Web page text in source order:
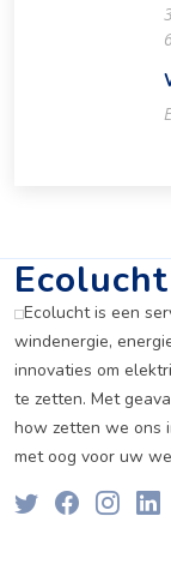
Ecolucht
Ecolucht is een
windenergie,
innovaties om
te zetten. Met
how zetten we ons
met oog voor uw